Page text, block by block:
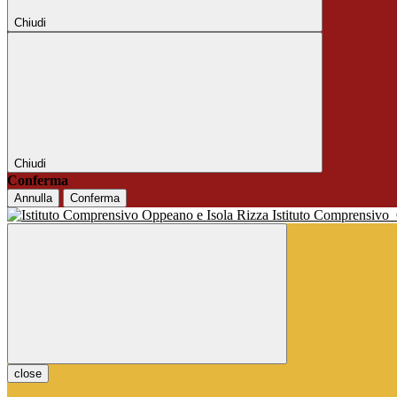
Chiudi
Chiudi
Conferma
Annulla Conferma
Istituto Comprensivo
close